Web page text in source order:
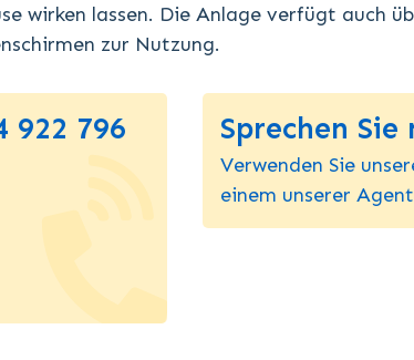
wirken lassen. Die Anlage verfügt auch
zur Nutzung.
922 796
Sprechen
Verwenden Sie
einem unserer